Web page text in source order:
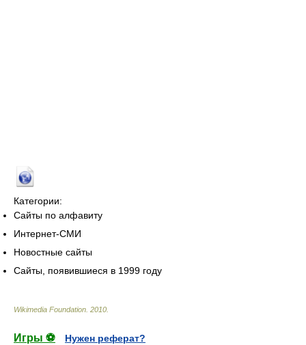
Категории:
Сайты по алфавиту
Интернет-СМИ
Новостные сайты
Сайты, появившиеся в 1999 году
Wikimedia Foundation 2010
Игры ⚽
Нужен реферат?